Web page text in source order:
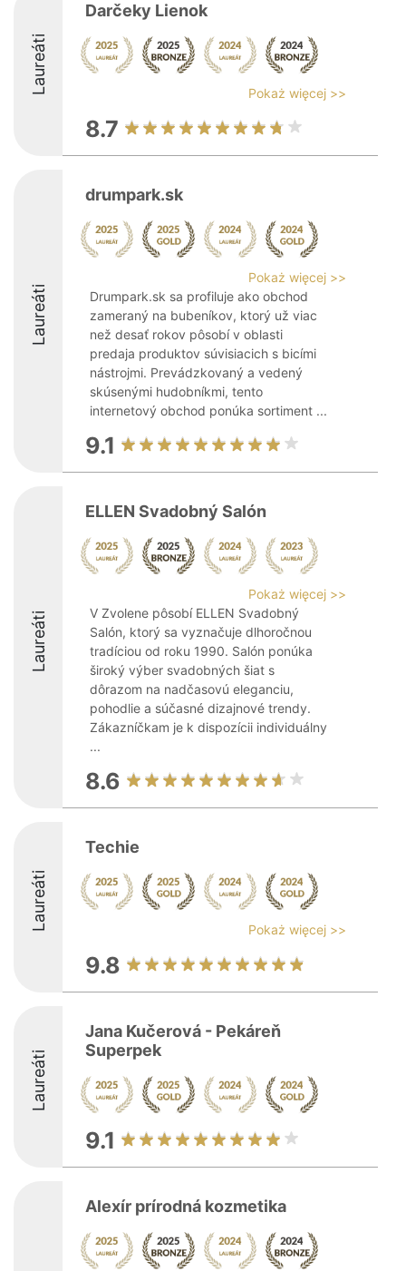
Laureáti
Darčeky Lienok
Pokaż więcej >>
8.7
Laureáti
drumpark.sk
Pokaż więcej >>
Drumpark.sk sa profiluje ako obchod
zameraný na bubeníkov, ktorý už viac
než desať rokov pôsobí v oblasti
predaja produktov súvisiacich s bicími
nástrojmi. Prevádzkovaný a vedený
skúsenými hudobníkmi, tento
internetový obchod ponúka sortiment ...
9.1
Laureáti
ELLEN Svadobný Salón
Pokaż więcej >>
V Zvolene pôsobí ELLEN Svadobný
Salón, ktorý sa vyznačuje dlhoročnou
tradíciou od roku 1990. Salón ponúka
široký výber svadobných šiat s
dôrazom na nadčasovú eleganciu,
pohodlie a súčasné dizajnové trendy.
Zákazníčkam je k dispozícii individuálny
...
8.6
Laureáti
Techie
Pokaż więcej >>
9.8
Laureáti
Jana Kučerová - Pekáreň
Superpek
9.1
Alexír prírodná kozmetika